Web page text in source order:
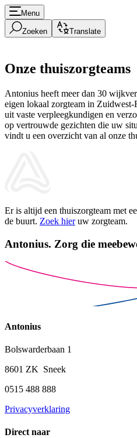
Menu
Zoeken Translate
Onze thuiszorgteams
Antonius heeft meer dan 30
eigen lokaal zorgteam in Zuidwest-
uit vaste verpleegkundigen en
op vertrouwde gezichten die uw
vindt u een overzicht van al onze
Er is altijd een thuiszorgteam met
de buurt. Zoek hieruw zorgteam.
Antonius. Zorg die
Antonius
Bolswarderbaan 1
8601 ZK Sneek
0515 488 888
Privacyverklaring
Direct naar